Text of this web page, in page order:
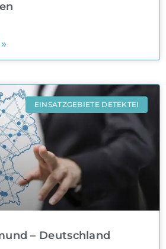
EINSATZGEBIETE DETEKTEI
– Deutschland